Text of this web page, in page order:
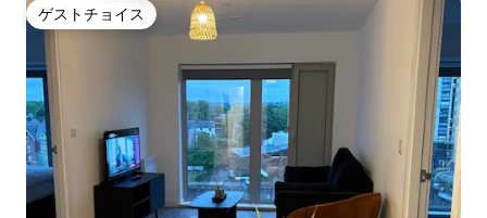
ゲストチョイス
ゲストチョイス